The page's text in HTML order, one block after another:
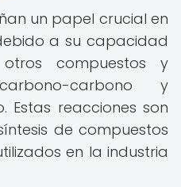
un papel crucial en
a su capacidad
compuestos y
carbono y
Estas reacciones son
de compuestos
en la industria